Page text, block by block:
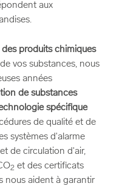
aux
des produits chimiques
vos substances, nous
années
de substances
spécifique
de qualité et de
systèmes d'alarme
de circulation d'air,
2 et des certificats
nous aident à garantir